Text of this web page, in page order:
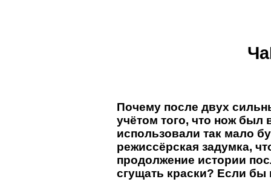
Почему после двух
учётом того, что нож был
использовали так мало
режиссёрская задумка,
продолжение истории
сгущать краски? Если бы